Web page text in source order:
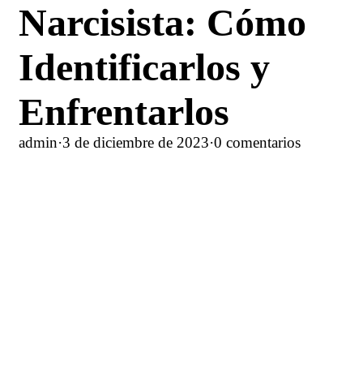
Narcisista: Cómo
Identificarlos y
Enfrentarlos
admin·3 de diciembre de 2023·0 comentarios